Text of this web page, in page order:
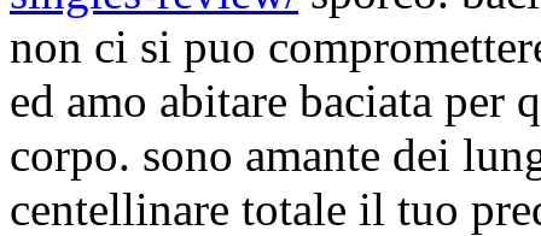
non ci si puo
ed amo abitare baciata per
corpo. sono amante dei
centellinare totale il tuo